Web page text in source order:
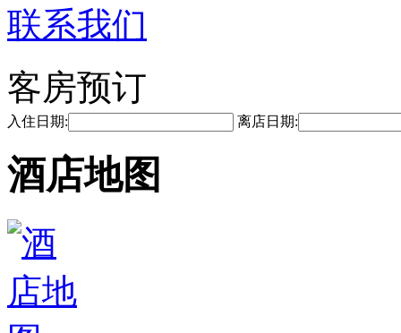
联系我们
客房预订
入住日期: 离店日期:
酒店地图